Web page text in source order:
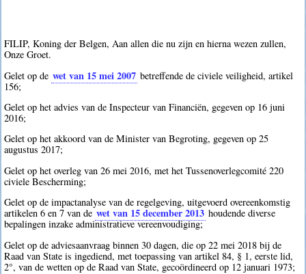
FILIP, Koning der Belgen, Aan allen die nu zijn en hierna wezen zullen,
Onze Groet.
Gelet op de wet van 15 mei 2007 betreffende de civiele veiligheid, artikel
156;
Gelet op het advies van de Inspecteur van Financiën, gegeven op 16 juni
2016;
Gelet op het akkoord van de Minister van Begroting, gegeven op 25
augustus 2017;
Gelet op het overleg van 26 mei 2016, met het Tussenoverlegcomité 220
civiele Bescherming;
Gelet op de impactanalyse van de regelgeving, uitgevoerd overeenkomstig
artikelen 6 en 7 van dewet van 15 december 2013 houdende diverse
bepalingen inzake administratieve vereenvoudiging;
Gelet op de adviesaanvraag binnen 30 dagen, die op 22 mei 2018 bij de
Raad van State is ingediend, met toepassing van artikel 84, § 1, eerste lid,
2°, van de wetten op de Raad van State, gecoördineerd op 12 januari 1973;